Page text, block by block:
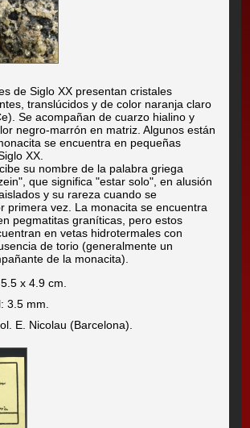
de Siglo XX presentan cristales
translúcidos y de color naranja claro
Se acompañan de cuarzo hialino y
negro-marrón en matriz. Algunos están
se encuentra en pequeñas
XX.
su nombre de la palabra griega
que significa "estar solo", en alusión
y su rareza cuando se
primera vez. La monacita se encuentra
pegmatitas graníticas, pero estos
en vetas hidrotermales con
de torio (generalmente un
de la monacita).
x 4.9 cm.
3.5 mm.
E. Nicolau (Barcelona).